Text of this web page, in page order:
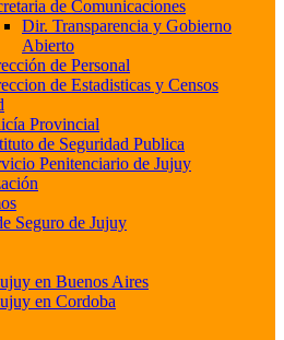
de Comunicaciones
Dir. Transparencia y Gobierno
Abierto
de Personal
de Estadisticas y Censos
Provincial
de Seguridad Publica
Penitenciario de Jujuy
Seguro de Jujuy
en Buenos Aires
en Cordoba